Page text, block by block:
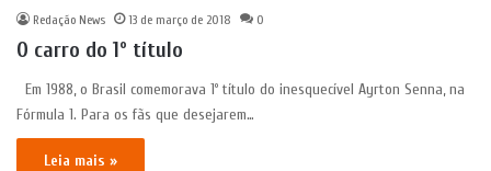
Redação News 13 de março de 2018 0
O carro do 1º título
Em 1988, o Brasil comemorava 1º título do inesquecível Ayrton Senna, na
Fórmula 1. Para os fãs que desejarem…
Leia mais »